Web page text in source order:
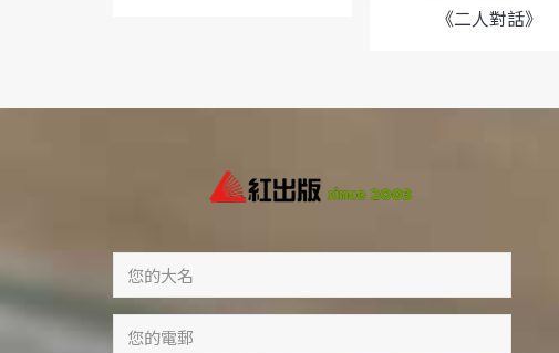
《二人對話》